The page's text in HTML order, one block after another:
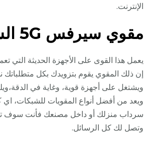
الإنترنت.
مقوي سيرفس 5G
إن ذلك المقوي يقوم بتزويدك بكل متطلباتك
ويشتغل على أجهزة قوية، وغاية في
ويعد من أفضل أنواع المقويات للشبكات،
سرداب منزلك أو داخل مصنعك فأنت سوف
وتصل لك كل الرسائل.